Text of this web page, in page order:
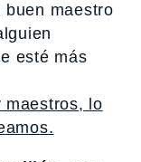
buen maestro
esté más
maestros, lo